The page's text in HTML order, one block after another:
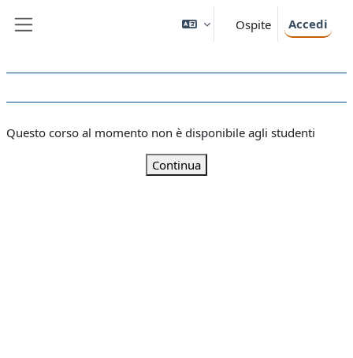
Ospite Accedi
Questo corso al momento non è disponibile agli studenti
Continua